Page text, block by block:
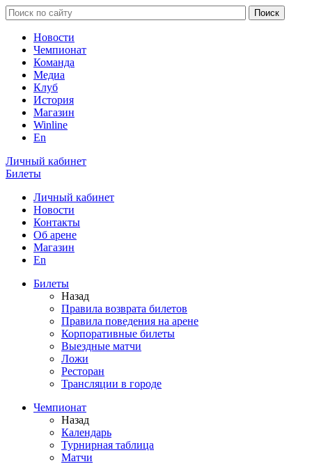
Новости
Чемпионат
Команда
Медиа
Клуб
История
Магазин
Winline
En
Личный кабинет
Билеты
Личный кабинет
Новости
Контакты
Об арене
Магазин
En
Билеты
Назад
Правила возврата билетов
Правила поведения на арене
Корпоративные билеты
Выездные матчи
Ложи
Ресторан
Трансляции в городе
Чемпионат
Назад
Календарь
Турнирная таблица
Матчи